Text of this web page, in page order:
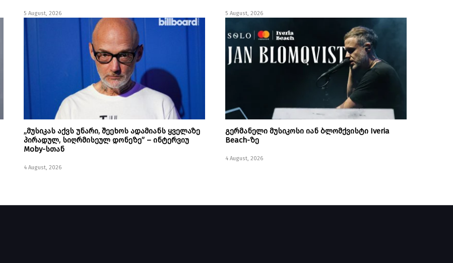
5 August, 2026 5 August, 2026
„მუსიკას აქვს უნარი, შეეხოს ადამიანს ყველაზე
პირადულ, სიღრმისეულ დონეზე” – ინტერვიუ
Moby-სთან
4 August, 2026
გერმანელი მუსიკოსი იან ბლომქვისტი Iveria
Beach-ზე
4 August, 2026